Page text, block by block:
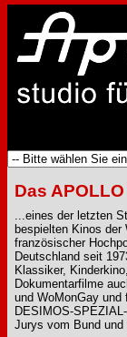
Das
...eines der letzten
bespielten Kinos
französischer
Deutschland seit
Klassiker,
Dokumentarfilme
und WoMonGay
DESIMOS-
Jurys vom Bund